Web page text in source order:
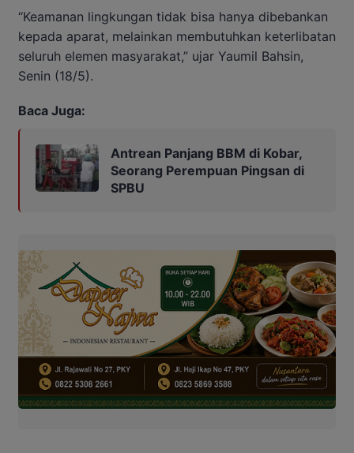
“Keamanan lingkungan tidak bisa hanya dibebankan
kepada aparat, melainkan membutuhkan keterlibatan
seluruh elemen masyarakat,” ujar Yaumil Bahsin,
Senin (18/5).
Baca Juga:
Antrean Panjang BBM di Kobar,
Seorang Perempuan Pingsan di
SPBU